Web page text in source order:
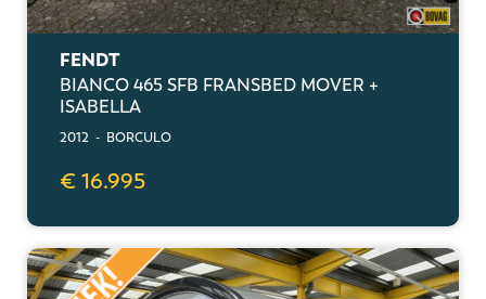
FENDT
BIANCO 465 SFB FRANSBED MOVER +
ISABELLA
2012 - BORCULO
€ 16.995